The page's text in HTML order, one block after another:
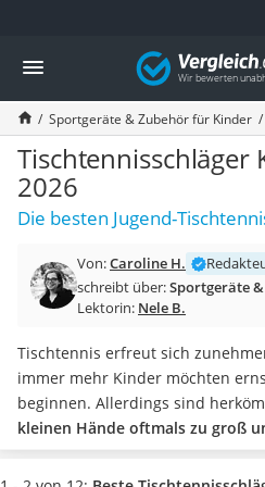
Die beliebtesten Vergleiche nach
Kind & Baby
Babyphone mit 2 Kameras
Walkie-Talkie Kinder
Kindermatratzen
Babywippe
Rollschuhe für Kinder
Tischkicker
Kinderschubkarre
Babyschlafsack
Babyphone
Treppenschutzgitter
Kindersitz ab 4 Jahren
Kinderroller 3 Räder
Ferngesteuertes Auto
Vergleich
Sportgeräte & Zubehör für Kinder
Tischtennisschläger
2026
Die besten Jugend-
Von:Caroline H.
schreibt über:Sportgeräte
Lektorin: Nele B.
Tischtennis erfreut sich
immer mehr Kinder möchten
beginnen. Allerdings sind
kleinen Hände oftmals zu groß
spezielle Kinder-
Internet zeigen, dass